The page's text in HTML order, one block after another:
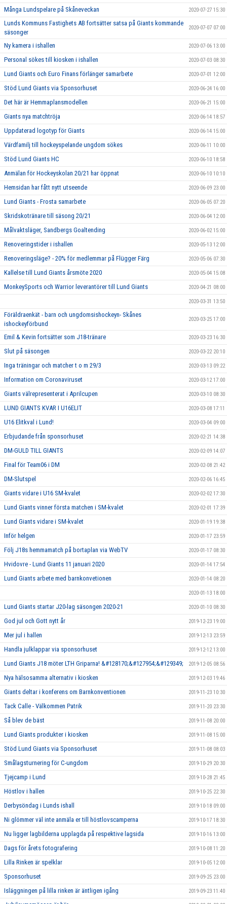
Många Lundspelare på Skåneveckan 2020-07-27 15:30
Lunds Kommuns Fastighets AB fortsätter satsa på Giants kommande
säsonger
2020-07-07 07:00
Ny kamera i ishallen 2020-07-06 13:00
Personal sökes till kiosken i ishallen 2020-07-03 08:30
Lund Giants och Euro Finans förlänger samarbete 2020-07-01 12:00
Stöd Lund Giants via Sponsorhuset 2020-06-24 16:00
Det här är Hemmaplansmodellen 2020-06-21 15:00
Giants nya matchtröja 2020-06-14 18:57
Uppdaterad logotyp för Giants 2020-06-14 15:00
Värdfamilj till hockeyspelande ungdom sökes 2020-06-11 10:00
Stöd Lund Giants HC 2020-06-10 18:58
Anmälan för Hockeyskolan 20/21 har öppnat 2020-06-10 10:10
Hemsidan har fått nytt utseende 2020-06-09 23:00
Lund Giants - Frosta samarbete 2020-06-05 07:20
Skridskotränare till säsong 20/21 2020-06-04 12:00
Målvaktsläger, Sandbergs Goaltending 2020-06-02 15:00
Renoveringstider i ishallen 2020-05-13 12:00
Renoveringsläge? - 20% för medlemmar på Flügger Färg 2020-05-06 07:30
Kallelse till Lund Giants årsmöte 2020 2020-05-04 15:08
MonkeySports och Warrior leverantörer till Lund Giants 2020-04-21 08:00
2020-03-31 13:50
Föräldraenkät - barn och ungdomsishockeyn- Skånes
ishockeyförbund
2020-03-25 17:00
Emil & Kevin fortsätter som J18-tränare 2020-03-23 16:30
Slut på säsongen 2020-03-22 20:10
Inga träningar och matcher t o m 29/3 2020-03-13 09:22
Information om Coronaviruset 2020-03-12 17:00
Giants välrepresenterat i Aprilcupen 2020-03-10 08:30
LUND GIANTS KVAR I U16ELIT 2020-03-08 17:11
U16 Elitkval i Lund! 2020-03-04 09:00
Erbjudande från sponsorhuset 2020-02-21 14:38
DM-GULD TILL GIANTS 2020-02-09 14:07
Final för Team06 i DM 2020-02-08 21:42
DM-Slutspel 2020-02-06 16:45
Giants vidare i U16 SM-kvalet 2020-02-02 17:30
Lund Giants vinner första matchen i SM-kvalet 2020-02-01 17:39
Lund Giants vidare i SM-kvalet 2020-01-19 19:38
Inför helgen 2020-01-17 23:59
Följ J18s hemmamatch på bortaplan via WebTV 2020-01-17 08:30
Hvidovre - Lund Giants 11 januari 2020 2020-01-14 17:54
Lund Giants arbete med barnkonvetionen 2020-01-14 08:20
2020-01-13 18:00
Lund Giants startar J20-lag säsongen 2020-21 2020-01-10 08:30
God jul och Gott nytt år 2019-12-23 19:00
Mer jul i hallen 2019-12-13 23:59
Handla julklappar via sponsorhuset 2019-12-12 13:00
Lund Giants J18 möter LTH Griparna! &#128170;&#127954;&#129349; 2019-12-05 08:56
Nya hälsosamma alternativ i kiosken 2019-12-03 19:46
Giants deltar i konferens om Barnkonventionen 2019-11-23 10:30
Tack Calle - Välkommen Patrik 2019-11-20 23:30
Så blev de bäst 2019-11-08 20:00
Lund Giants produkter i kiosken 2019-11-08 15:00
Stöd Lund Giants via Sponsorhuset 2019-11-08 08:03
Smålagsturnering för C-ungdom 2019-10-29 20:30
Tjejcamp i Lund 2019-10-28 21:45
Höstlov i hallen 2019-10-25 22:30
Derbysöndag i Lunds ishall 2019-10-18 09:00
Ni glömmer väl inte anmäla er till höstlovscamperna 2019-10-17 18:30
Nu ligger lagbilderna upplagda på respektive lagsida 2019-10-16 13:00
Dags för årets fotografering 2019-10-08 11:20
Lilla Rinken är spelklar 2019-10-05 12:00
Sponsorhuset 2019-09-25 23:00
Isläggningen på lilla rinken är äntligen igång 2019-09-23 11:40